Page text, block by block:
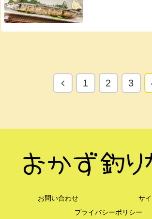
前
1 2 3
お問い合わせ
サ
プライバシーポリシー